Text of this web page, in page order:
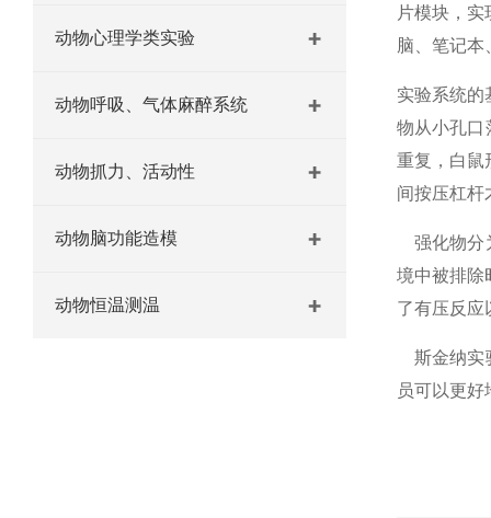
动物心理学类实验
动物呼吸、气体麻醉系统
动物抓力、活动性
动物脑功能造模
动物恒温测温
片模块，
脑、笔记
实验系统的
物从小孔口
重复，白鼠
间按压杠杆
强化物分
境中被排除
了有压反应
斯金纳实
员可以更